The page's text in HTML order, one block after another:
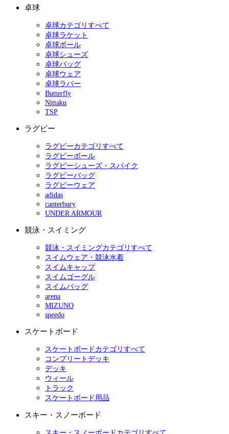
卓球
卓球カテゴリすべて
卓球ラケット
卓球ボール
卓球シューズ
卓球バッグ
卓球ウェア
卓球ラバー
Butterfly
Nittaku
TSP
ラグビー
ラグビーカテゴリすべて
ラグビーボール
ラグビーシューズ・スパイク
ラグビーバッグ
ラグビーウェア
adidas
canterbury
UNDER ARMOUR
競泳・スイミング
競泳・スイミングカテゴリすべて
スイムウェア・競泳水着
スイムキャップ
スイムゴーグル
スイムバッグ
arena
MIZUNO
speedo
スケートボード
スケートボードカテゴリすべて
コンプリートデッキ
デッキ
ウィール
トラック
スケートボード用品
スキー・スノーボード